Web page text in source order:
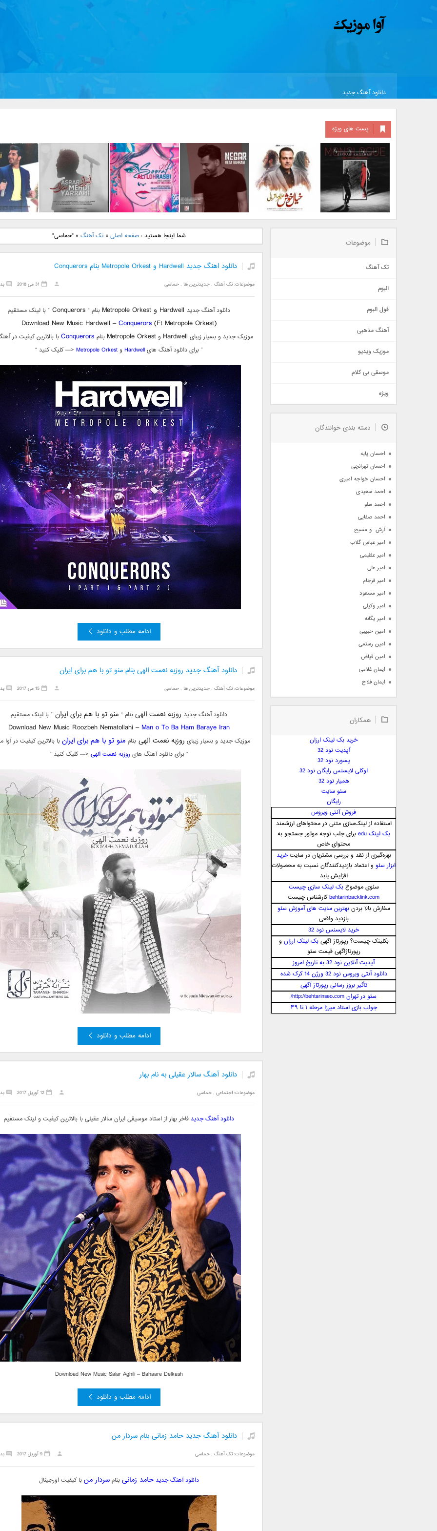
دانلود آهنگ جدید
پست های ویژه
خسروی بنام مونولوگ
دانلود آهنگ جدید علیرضا
دانلود آهنگ جدید رضا
دانلود آهنگ جدید علی
لهراسبی بنام صورت
دانلود آهنگ جدید مهدی
یراحی بنام اسرار
دانلود آهنگ
شما اینجا هستید :صفحه اصلی »تک آهنگ »"حماسی"
دانلود اهنگ جدید Hardwell و Metropole Orkest بنام Conquerors
موضوعات:تک آهنگ ,جدیدترین ها ,حماسی 31 می 2018
دانلود آهنگ جدید بنام “ ” با لینک مستقیم
Download New Music Hardwell –Conquerors (Ft Metropole Orkest)
موزیک جدید و بسیار زیبای Hardwell وMetropole Orkest بنام Conquerorsبا بالاترین کیفیت در
” برای دانلود آهنگ هایHardwell وMetropole Orkest <— کلیک کنید “
ادامه مطلب و دانلود
دانلود آهنگ جدید روزبه نعمت الهی بنام منو تو با هم براى ایران
موضوعات:تک آهنگ ,جدیدترین ها ,حماسی 15 می 2017
دانلود آهنگ جدید روزبه نعمت الهیبنام “ منو تو با هم براى ایران ” با لینک مستقیم
Download New Music Roozbeh Nematollahi – Man o To Ba Ham Baraye Iran
موزیک جدید و بسیار زیبای روزبه نعمت الهی بنام منو تو با هم براى ایرانبا بالاترین کیفیت در آوا
” برای دانلود آهنگ هایروزبه نعمت الهی <— کلیک کنید “
ادامه مطلب و دانلود
دانلود آهنگ سالار عقیلی به نام بهار
موضوعات:اجتماعی ,حماسی 12 آوریل 2017
دانلود آهنگ جدید فاخر بهار از استاد موسیقی ایران سالار عقیلی با بالاترین کیفیت و لینک مستفیم
Download New MusicSalar Aghili – Bahaare Delkash
ادامه مطلب و دانلود
دانلود آهنگ جدید حامد زمانی بنام سردار من
موضوعات:تک آهنگ ,حماسی 9 آوریل 2017
دانلود آهنگ جدید حامد زمانیبنامسردار منبا کیفیت اورجینال
موضوعات
تک آهنگ
اجتماعی
حماسی
سنتی
اهنگ بندرعباسی
دمو
مذهبی
جدیدترین ها
البوم
فول البوم
آهنگ مذهبی
موزیک ویدیو
موسقی بی کلام
ویژه
دسته بندی خوانندگان
احسان پایه
احسان تهرانچی
احسان خواجه امیری
احمد سعیدی
احمد سلو
احمد صفایی
آرش  و مسیح
امیر عباس گلاب
امیر عظیمی
امیر علی
امیر فرجام
امیر مسعود
امیر وکیلی
امیر یگانه
امین حبیبی
امین رستمی
امین فیاض
ایمان غلامی
ایمان فلاح
بابک جهانبخش
بابک مافی
بهنام صفوی
پارسا چیلیک
پازل بند
پویا
پویا سالکی
پویان
جمشید
حامد پهلان
حامد زمانی
حامد محضرنیا
حبیب
حسین توکلی
حمید اصغری
حمید طالب زاده
حمید عسکری
رامین بی باک
رستاک
همکاران
خرید بک لینک ارزان
آپدیت نود 32
پسورد نود 32
اوکلی لایسنس رایگان نود 32
همیار نود 32
سئو سایت
رایگان
فروش آنتی ویروس
استفاده از لینک‌سازی متنی در محتواهای ارزشمند
بک لینک edu
برای جلب توجه موتور جستجو به
محتوای خاص
بهره‌گیری از نقد و بررسی مشتریان در سایتخرید
ابزار سئوو اعتماد بازدیدکنندگان نسبت به محصولات
افزایش یابد
سئوی موضوعبک لینک سازی چیست
behtarinbacklink.comکارشناس چیست
سفارش بالا بردنبهترین سایت های آموزش سئو
بازدید واقعی
خريد لايسنس نود 32
بکلینک چیست؟ رپورتاژ اگهیبک لینک ارزانو
رپورتاژاگهی قیمت سئو
آپدیت آنلاین نود 32 به تاریخ امروز
دانلود آنتی ویروس نود 32 ورژن 14 کرک شده
تأثیر بروز رسانی رپورتاژ آگهی
سئو در تهران http://behtarinseo.com/
جواب بازی استاد میرزا مرحله ۱ تا ۴۹